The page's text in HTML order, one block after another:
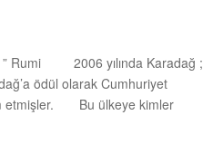
” Rumi 2006 yılında Karadağ ;
ödül olarak Cumhuriyet
etmişler. Bu ülkeye kimler